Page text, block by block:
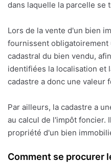
dans laquelle la parcelle se
Lors de la vente d'un bien
fournissent obligatoirement
cadastral du bien vendu,
identifiées la localisation et
cadastre a donc une valeur
Par ailleurs, la cadastre a
au calcul de l'impôt foncier.
propriété d'un bien
Comment se procurer